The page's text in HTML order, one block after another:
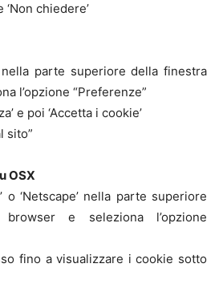
‘Non chiedere’
nella parte superiore della finestra
l’opzione “Preferenze”
e poi ‘Accetta i cookie’
sito”
OSX
o ‘Netscape’ nella parte superiore
e seleziona l’opzione
fino a visualizzare i cookie sotto